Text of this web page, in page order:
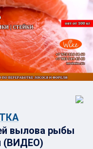
вылова рыбы
(ВИДЕО)